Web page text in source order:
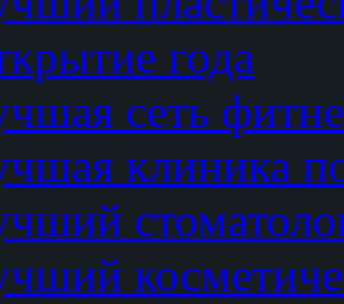
года
сеть
клиника